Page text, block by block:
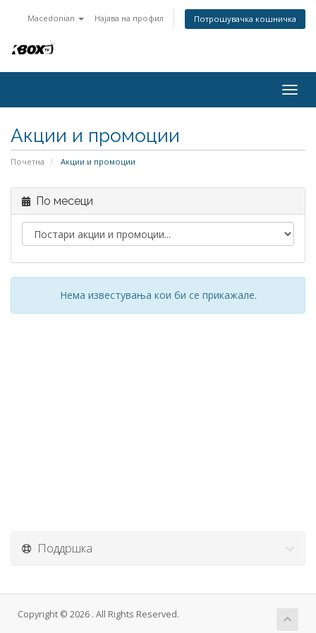
Macedonian Најава на профил Потрошувачка кошничка
Акции и промоции
Почетна Акции и промоции
По месеци
Нема известувања кои би се прикажале.
Поддршка
Copyright © 2026 . All Rights Reserved.